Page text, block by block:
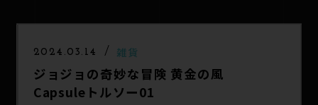
COMICS
2024.03.14 雑貨
ジョジョの奇妙な冒険 黄金の風
Capsuleトルソー01